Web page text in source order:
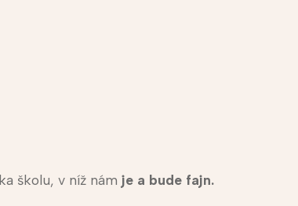
školu, v níž nám je a bude fajn.